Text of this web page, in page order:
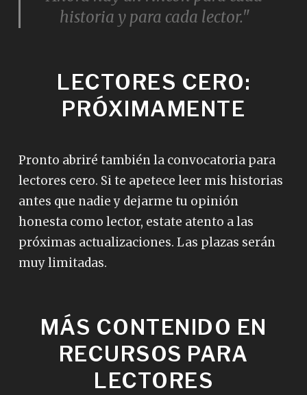
historia y para cada lector."
LECTORES CERO:
PRÓXIMAMENTE
Pronto abriré también la convocatoria para
lectores cero. Si te apetece leer mis historias
antes que nadie y dejarme tu opinión
honesta como lector, estate atento a las
próximas actualizaciones. Las plazas serán
muy limitadas.
MÁS CONTENIDO EN
RECURSOS PARA
LECTORES